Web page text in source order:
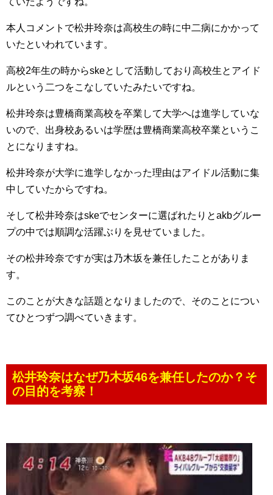
本人コメントで松井玲奈は高校生の時に中二病にかかって
いたといわれています。
高校2年生の時からskeとして活動しており高校生とアイド
ルという二つをこなしていたみたいですね。
松井玲奈は豊橋商業高校を卒業して大学へは進学していな
いので、出身校あるいは学歴は豊橋商業高校卒業というこ
とになりますね。
松井玲奈が大学に進学しなかった理由はアイドル活動に集
中していたからですね。
そして松井玲奈はskeでセンターに選ばれたりとakbグルー
プの中では順調な活躍ぶりを見せていました。
その松井玲奈ですが実は乃木坂を兼任したことがありま
す。
このことが大きな話題となりましたので、そのことについ
てひとつずつ調べていきます。
松井玲奈はなぜ乃木坂46を兼任したのか？そ
の目的を考察！